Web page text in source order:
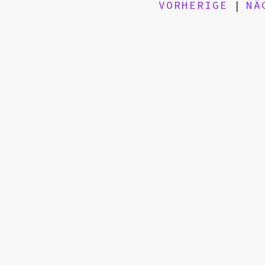
VORHERIGE |